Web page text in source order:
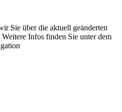
Sie über die aktuell geänderten
Infos finden Sie unter dem